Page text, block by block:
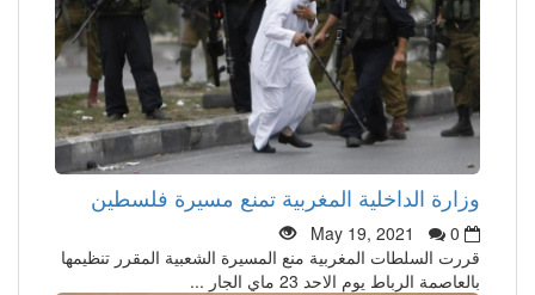
وزارة الداخلية المغربية تمنع مسيرة فلسطين
May 19, 2021
0
قررت السلطات المغربية منع المسيرة الشعبية المقرر تنظيمها
بالعاصمة الرباط يوم الاحد 23 ماي الجار ...